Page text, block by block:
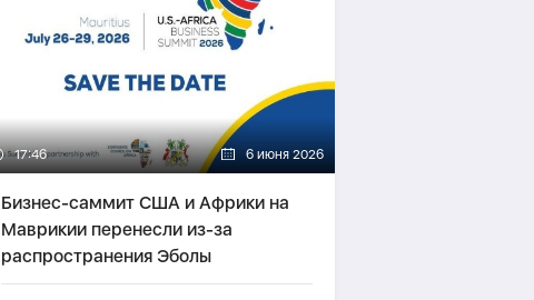
17:46 6 июня 2026
Бизнес-саммит США и Африки на
Маврикии перенесли из-за
распространения Эболы